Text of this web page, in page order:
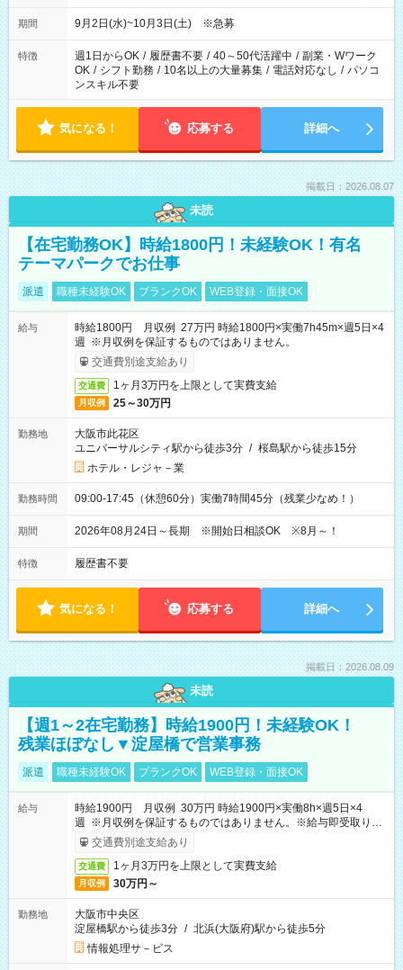
ように相方と時間を分け合うイメージです
期間 9月2日(水)~10月3日(土) ※急募
特徴 週1日からOK / 履歴書不要 / 40～50代活躍中 / 副業・Wワーク
OK / シフト勤務 / 10名以上の大量募集 / 電話対応なし / パソコ
ンスキル不要
気になる！ 応募する 詳細へ
掲載日：2026.08.07
未読
【在宅勤務OK】時給1800円！未経験OK！有名
テーマパークでお仕事
派遣 職種未経験OK ブランクOK WEB登録・面接OK
給与
時給1800円 月収例 27万円 時給1800円×実働7h45m×週5日×4
週 ※月収例を保証するものではありません。
交通費別途支給あり
交通費 1ヶ月3万円を上限として実費支給
月収例 25～30万円
勤務地
大阪市此花区
ユニバーサルシティ駅から徒歩3分 / 桜島駅から徒歩15分
ホテル・レジャ－業
勤務時間 09:00-17:45（休憩60分）実働7時間45分（残業少なめ！）
期間 2026年08月24日～長期 ※開始日相談OK ※8月～！
特徴 履歴書不要
気になる！ 応募する 詳細へ
掲載日：2026.08.09
未読
【週1～2在宅勤務】時給1900円！未経験OK！
残業ほぼなし▼淀屋橋で営業事務
派遣 職種未経験OK ブランクOK WEB登録・面接OK
給与
時給1900円 月収例 30万円 時給1900円×実働8h×週5日×4
週 ※月収例を保証するものではありません。※給与即受取りサ
ービス利用可（利用条件有）
交通費別途支給あり
交通費 1ヶ月3万円を上限として実費支給
月収例 30万円～
勤務地
大阪市中央区
淀屋橋駅から徒歩3分 / 北浜(大阪府)駅から徒歩5分
情報処理サ－ビス